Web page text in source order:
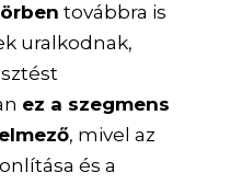
továbbra is
uralkodnak,
ez a szegmens
, mivel az
és a